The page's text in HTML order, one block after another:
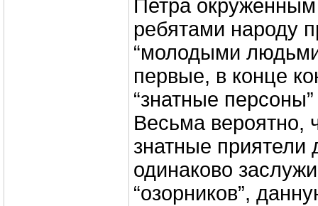
Петра
ребятами народу
“молодыми
первые, в конце
“знатные
Весьма вероятно,
знатные приятели
одинаково
“озорников”,